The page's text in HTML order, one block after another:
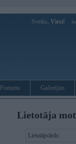
Sveiks, Viesi!
Forums Galerijas
Lietotāja
Lietotājvārds: